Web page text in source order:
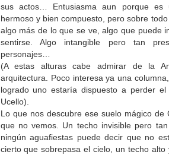
sus actos… Entusiasma aun porque es
hermoso y bien compuesto, pero sobre
algo más de lo que se ve, algo que puede
sentirse. Algo intangible pero tan
personajes…
(A estas alturas cabe admirar de la
arquitectura. Poco interesa ya una
logrado uno estaría dispuesto a perder
Ucello).
Lo que nos descubre ese suelo mágico
que no vemos. Un techo invisible pero
ningún aguafiestas puede decir que no
cierto que sobrepasa el cielo, un techo